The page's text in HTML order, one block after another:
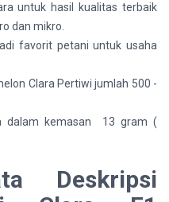
untuk hasil kualitas terbaik
dan mikro.
favorit petani untuk usaha
Clara Pertiwi jumlah 500 -
dalam kemasan 13 gram (
Deskripsi